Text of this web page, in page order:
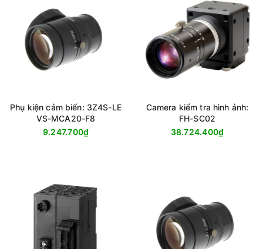
Phụ kiện cảm biến: 3Z4S-LE
VS-MCA20-F8
9.247.700₫
Camera kiểm tra hình ảnh:
FH-SC02
38.724.400₫